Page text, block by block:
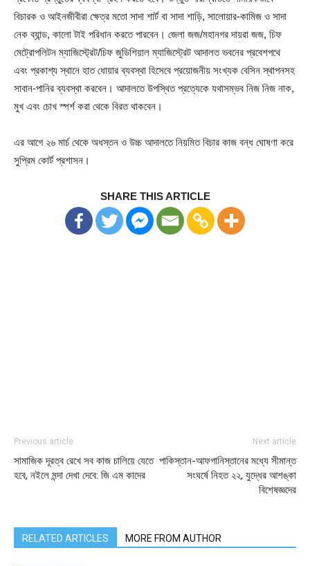
বিচারক ও আইনজীবীরা ক্ষেত্র মতো সাদা শার্ট বা সাদা শাড়ি, সালোয়ার-কামিজ ও সাদা
নেক ব্যান্ড, কালো টাই পরিধান করতে পারবেন। জেলা জজ/মহানগর দায়রা জজ, চিফ
মেট্রোপলিটন ম্যাজিস্ট্রেট/চিফ জুডিশিয়াল ম্যাজিস্ট্রেট আদালত ভবনের প্রবেশপথে
এবং প্রকাশ্য স্থানে হাত ধোয়ার ব্যবস্থা হিসেবে প্রয়োজনীয় সংখ্যক বেসিন স্থাপনসহ
সাবান-পানির ব্যবস্থা করবেন। আদালতে উপস্থিত প্রত্যেকে যথাসম্ভব নিজ নিজ নাক,
মুখ এবং চোখ স্পর্শ করা থেকে বিরত থাকবেন।
এর আগে ২৬ মার্চ থেকে অধস্তন ও উচ্চ আদালতে নিয়মিত বিচার কাজ বন্ধ ঘোষণা করে
সুপ্রিম কোর্ট প্রশাসন।
SHARE THIS ARTICLE
Previous article
সামাজিক দূরত্ব রেখে সব কাজ চালিয়ে যেতে
হবে, নইলে মন্দা দেখা দেবে: জি এম কাদের
Next article
পাকিস্তান-আফগানিস্তানের মধ্যে সীমান্ত
সংঘর্ষে নিহত ২২, যুদ্ধের আশঙ্কা
বিশেষজ্ঞদের
RELATED ARTICLES MORE FROM AUTHOR